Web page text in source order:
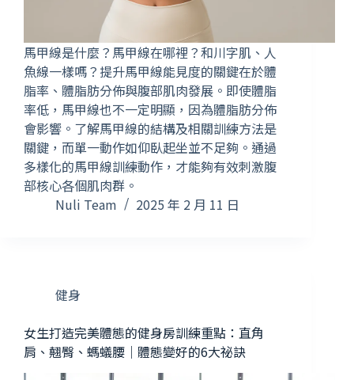
馬甲線是什麼？馬甲線在哪裡？和川字肌、人
魚線一樣嗎？提升馬甲線能見度的關鍵在於體
脂率、體脂肪分佈與腹部肌肉發展。即使體脂
率低，馬甲線也不一定明顯，因為體脂肪分佈
會影響。了解馬甲線的結構及相關訓練方法是
關鍵，而單一動作如仰臥起坐並不足夠。通過
多樣化的馬甲線訓練動作，才能夠有效刺激腹
部核心各個肌肉群。
Nuli Team
2025 年 2 月 11 日
健身
女生打造完美體態的健身房訓練重點：直角
肩、翹臀、螞蟻腰｜體態變好的6大祕訣